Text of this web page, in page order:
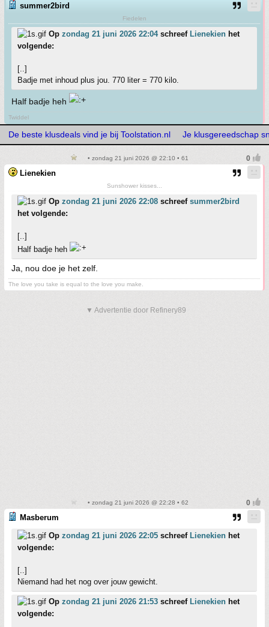
summer2bird
Fiedelen
Op zondag 21 juni 2026 22:04schreef Lienekien het
volgende:
[..]
Badje met inhoud plus jou. 770 liter = 770 kilo.
Half badje heh
Twiddel
De beste klusdeals vind je bij Toolstation.nl Je klusgereedschap
• zondag 21 juni 2026 @ 22:10 • 61
Lienekien
Sunshower kisses...
Op zondag 21 juni 2026 22:08 schreef summer2bird
het volgende:
[..]
Half badje heh
Ja, nou doe je het zelf.
The love you take is equal to the love you make.
▼ Advertentie door Refinery89
• zondag 21 juni 2026 @ 22:28 • 62
Masberum
Op zondag 21 juni 2026 22:05 schreef Lienekien het
volgende:
[..]
Niemand had het nog over jouw gewicht.
Op zondag 21 juni 2026 21:53 schreef Lienekien het
volgende: